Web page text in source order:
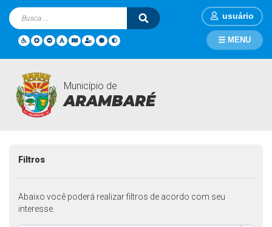
usuário
Município de
ARAMBARÉ
MENU
Legislações
Filtros
Abaixo você poderá realizar filtros de acordo com seu
interesse.